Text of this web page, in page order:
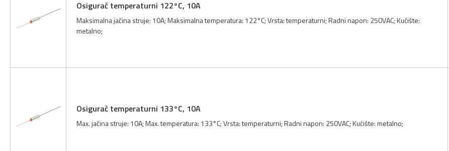
Osigurač temperaturni 122°C, 10A
Maksimalna jačina struje: 10A; Maksimalna temperatura: 122°C; Vrsta: temperaturni; Radni napon: 250VAC; Kućište:
metalno;
Osigurač temperaturni 133°C, 10A
Max. jačina struje: 10A; Max. temperatura: 133°C; Vrsta: temperaturni; Radni napon: 250VAC; Kućište: metalno;